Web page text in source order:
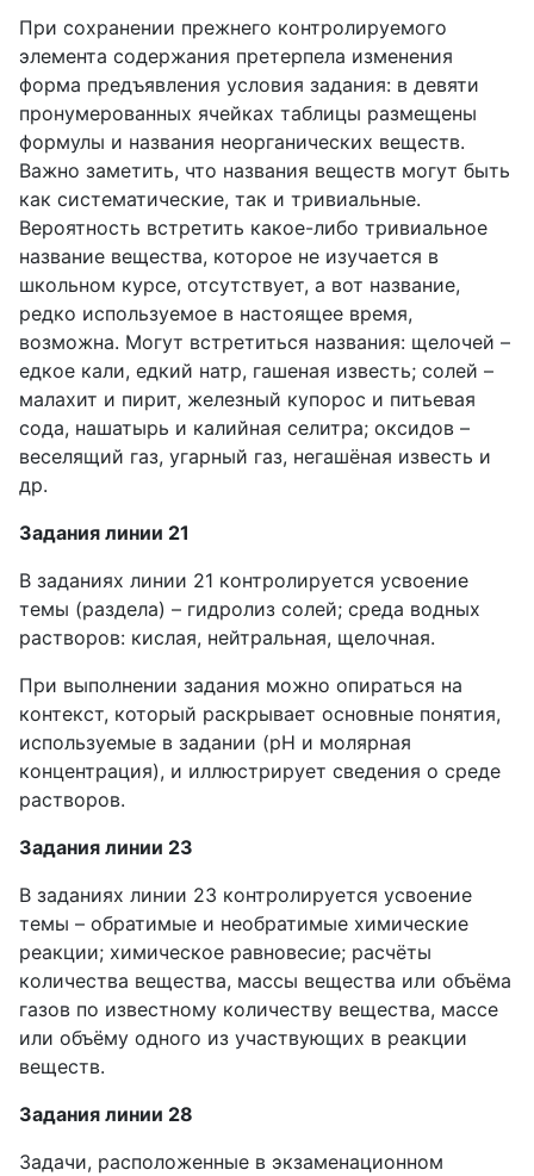
При сохранении прежнего контролируемого
элемента содержания претерпела изменения
форма предъявления условия задания: в девяти
пронумерованных ячейках таблицы размещены
формулы и названия неорганических веществ.
Важно заметить, что названия веществ могут быть
как систематические, так и тривиальные.
Вероятность встретить какое-либо тривиальное
название вещества, которое не изучается в
школьном курсе, отсутствует, а вот название,
редко используемое в настоящее время,
возможна. Могут встретиться названия: щелочей –
едкое кали, едкий натр, гашеная известь; солей –
малахит и пирит, железный купорос и питьевая
сода, нашатырь и калийная селитра; оксидов –
веселящий газ, угарный газ, негашёная известь и
др.
Задания линии 21
В заданиях линии 21 контролируется усвоение
темы (раздела) – гидролиз солей; среда водных
растворов: кислая, нейтральная, щелочная.
При выполнении задания можно опираться на
контекст, который раскрывает основные понятия,
используемые в задании (рН и молярная
концентрация), и иллюстрирует сведения о среде
растворов.
Задания линии 23
В заданиях линии 23 контролируется усвоение
темы – обратимые и необратимые химические
реакции; химическое равновесие; расчёты
количества вещества, массы вещества или объёма
газов по известному количеству вещества, массе
или объёму одного из участвующих в реакции
веществ.
Задания линии 28
Задачи, расположенные в экзаменационном